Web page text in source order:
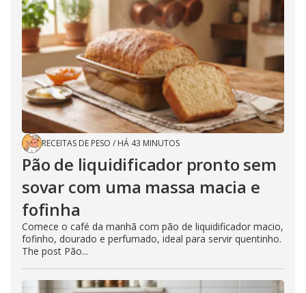
RECEITAS DE PESO / HÁ 43 MINUTOS
Pão de liquidificador pronto sem
sovar com uma massa macia e
fofinha
Comece o café da manhã com pão de liquidificador macio,
fofinho, dourado e perfumado, ideal para servir quentinho.
The post Pão...